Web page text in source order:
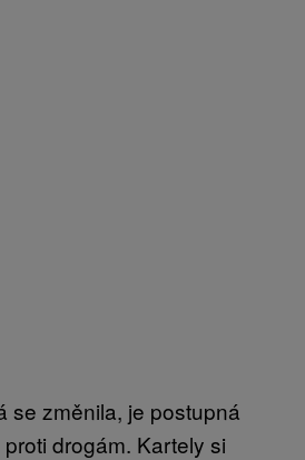
se změnila, je postupná
drogám. Kartely si